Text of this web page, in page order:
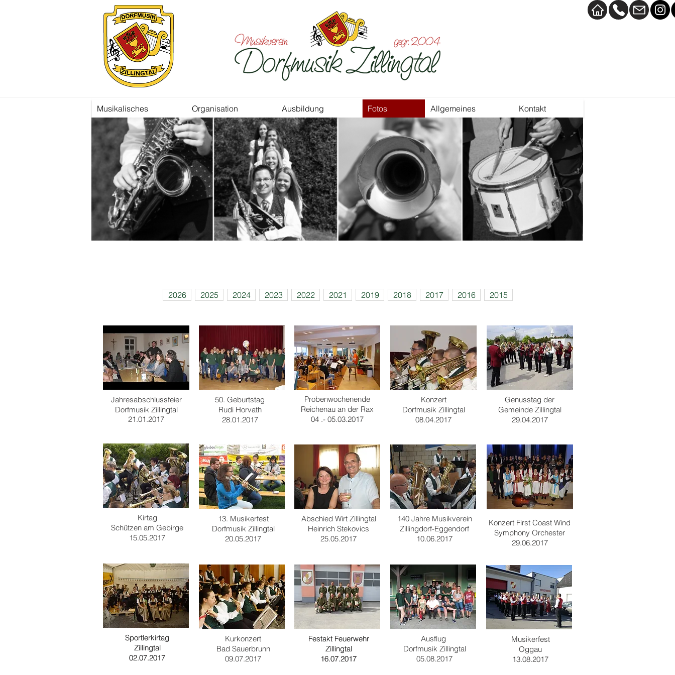
Musikalisches Organisation Ausbildung Fotos Allgemeines Kontakt
2026 2025 2024 2023 2022 2021 2019 2018 2017 2016 2015
Jahresabschlussfeier
Dorfmusik Zillingtal
21.01.2017
50. Geburtstag
Rudi Horvath
28.01.2017
Probenwochenende
Reichenau an der Rax
04 .- 05.03.2017
Konzert
Dorfmusik Zillingtal
08.04.2017
Genusstag der
Gemeinde Zillingtal
29.04.2017
Kirtag
Schützen am Gebirge
15.05.2017
13. Musikerfest
Dorfmusik Zillingtal
20.05.2017
Abschied Wirt Zillingtal
Heinrich Stekovics
25.05.2017
140 Jahre Musikverein
Zillingdorf-Eggendorf
10.06.2017
Konzert First Coast Wind
Symphony Orchester
29.06.2017
Sportlerkirtag
Zillingtal
02.07.2017
Sportlerkirtag
Zillingtal
02.07.2017
Kurkonzert
Bad Sauerbrunn
09.07.2017
Festakt Feuerwehr
Zillingtal
16.07.2017
Festakt Feuerwehr
Zillingtal
16.07.2017
Ausflug
Dorfmusik Zillingtal
05.08.2017
Musikerfest
Oggau
13.08.2017